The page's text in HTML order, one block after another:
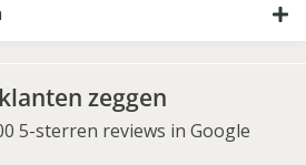
zeggen
5-sterren reviews in Google